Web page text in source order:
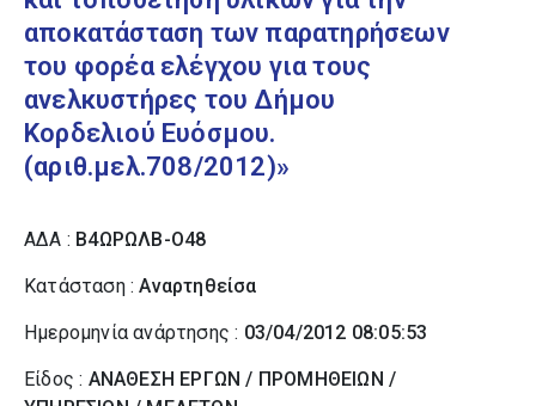
αποκατάσταση των παρατηρήσεων
του φορέα ελέγχου για τους
ανελκυστήρες του Δήμου
Κορδελιού Ευόσμου.
(αριθ.μελ.708/2012)»
ΑΔΑ : Β4ΩΡΩΛΒ-Ο48
Κατάσταση :Αναρτηθείσα
Ημερομηνία ανάρτησης : 03/04/2012 08:05:53
Είδος : ΑΝΑΘΕΣΗ ΕΡΓΩΝ / ΠΡΟΜΗΘΕΙΩΝ /